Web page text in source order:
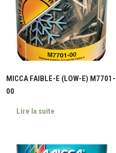
MICCA FAIBLE-E (LOW-E) M7701-
00
Lire la suite